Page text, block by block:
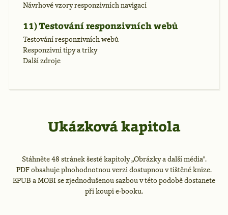
Návrhové vzory responzivních navigací
11) Testování responzivních webů
Testování responzivních webů
Responzivní tipy a triky
Další zdroje
Ukázková kapitola
Stáhněte 48 stránek šesté kapitoly „Obrázky a další média".
PDF obsahuje plnohodnotnou verzi dostupnou v tištěné knize.
EPUB a MOBI se zjednodušenou sazbou v této podobě dostanete
při koupi e-booku.